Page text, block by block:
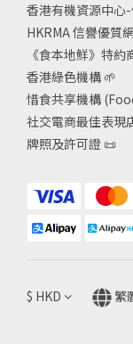
香港有機資源中心
HKRMA 信譽優質
《食本地鮮》特約
香港綠色機構 🌱
惜食共享機構
社交電商最佳表現
牌照及許可證 📜
$ HKD 繁